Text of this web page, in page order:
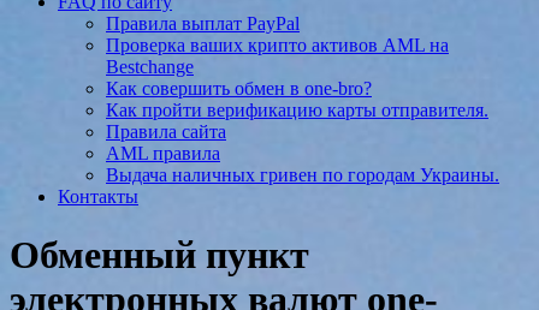
Правила выплат PayPal
Проверка ваших крипто активов AML на
Bestchange
Как совершить обмен в one-bro?
Как пройти верификацию карты отправителя.
Правила сайта
AML правила
Выдача наличных гривен по городам Украины.
Контакты
Обменный пункт
электронных валют one-